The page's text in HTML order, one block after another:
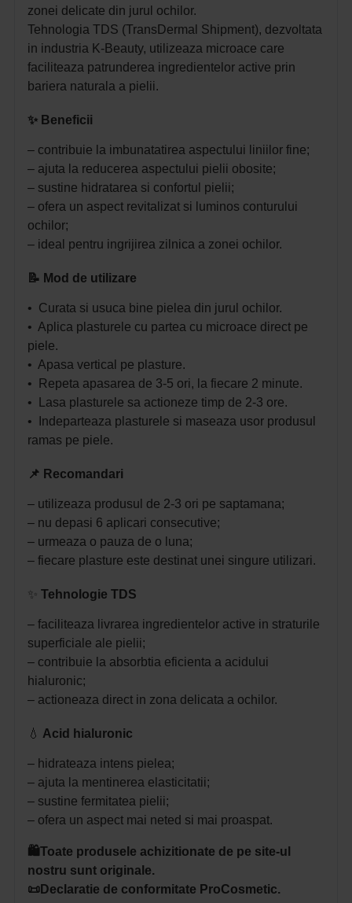
zonei delicate din jurul ochilor.
Tehnologia TDS (TransDermal Shipment), dezvoltata
in industria K-Beauty, utilizeaza microace care
faciliteaza patrunderea ingredientelor active prin
bariera naturala a pielii.
✨ Beneficii
– contribuie la imbunatatirea aspectului liniilor fine;
– ajuta la reducerea aspectului pielii obosite;
– sustine hidratarea si confortul pielii;
– ofera un aspect revitalizat si luminos conturului
ochilor;
– ideal pentru ingrijirea zilnica a zonei ochilor.
📝 Mod de utilizare
• Curata si usuca bine pielea din jurul ochilor.
• Aplica plasturele cu partea cu microace direct pe
piele.
• Apasa vertical pe plasture.
• Repeta apasarea de 3-5 ori, la fiecare 2 minute.
• Lasa plasturele sa actioneze timp de 2-3 ore.
• Indeparteaza plasturele si maseaza usor produsul
ramas pe piele.
📌 Recomandari
– utilizeaza produsul de 2-3 ori pe saptamana;
– nu depasi 6 aplicari consecutive;
– urmeaza o pauza de o luna;
– fiecare plasture este destinat unei singure utilizari.
✨ Tehnologie TDS
– faciliteaza livrarea ingredientelor active in straturile
superficiale ale pielii;
– contribuie la absorbtia eficienta a acidului
hialuronic;
– actioneaza direct in zona delicata a ochilor.
💧 Acid hialuronic
– hidrateaza intens pielea;
– ajuta la mentinerea elasticitatii;
– sustine fermitatea pielii;
– ofera un aspect mai neted si mai proaspat.
🛍️Toate produsele achizitionate de pe site-ul
nostru sunt originale.
📜Declaratie de conformitate ProCosmetic.